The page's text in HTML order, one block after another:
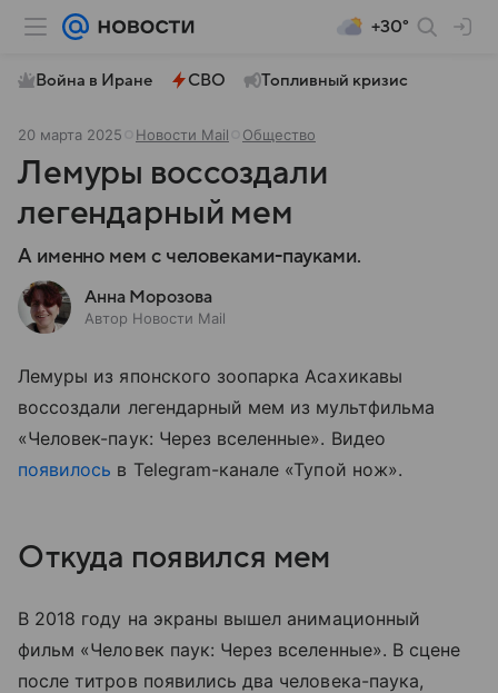
+30°
Война в Иране СВО Топливный кризис
20 марта 2025 Новости Mail Общество
Лемуры воссоздали
легендарный мем
А именно мем с человеками-пауками.
Анна Морозова
Автор Новости Mail
Лемуры из японского зоопарка Асахикавы
воссоздали легендарный мем из мультфильма
«Человек-паук: Через вселенные». Видео
появилось в Telegram-канале «Тупой нож».
Откуда появился мем
В 2018 году на экраны вышел анимационный
фильм «Человек паук: Через вселенные». В сцене
после титров появились два человека-паука,